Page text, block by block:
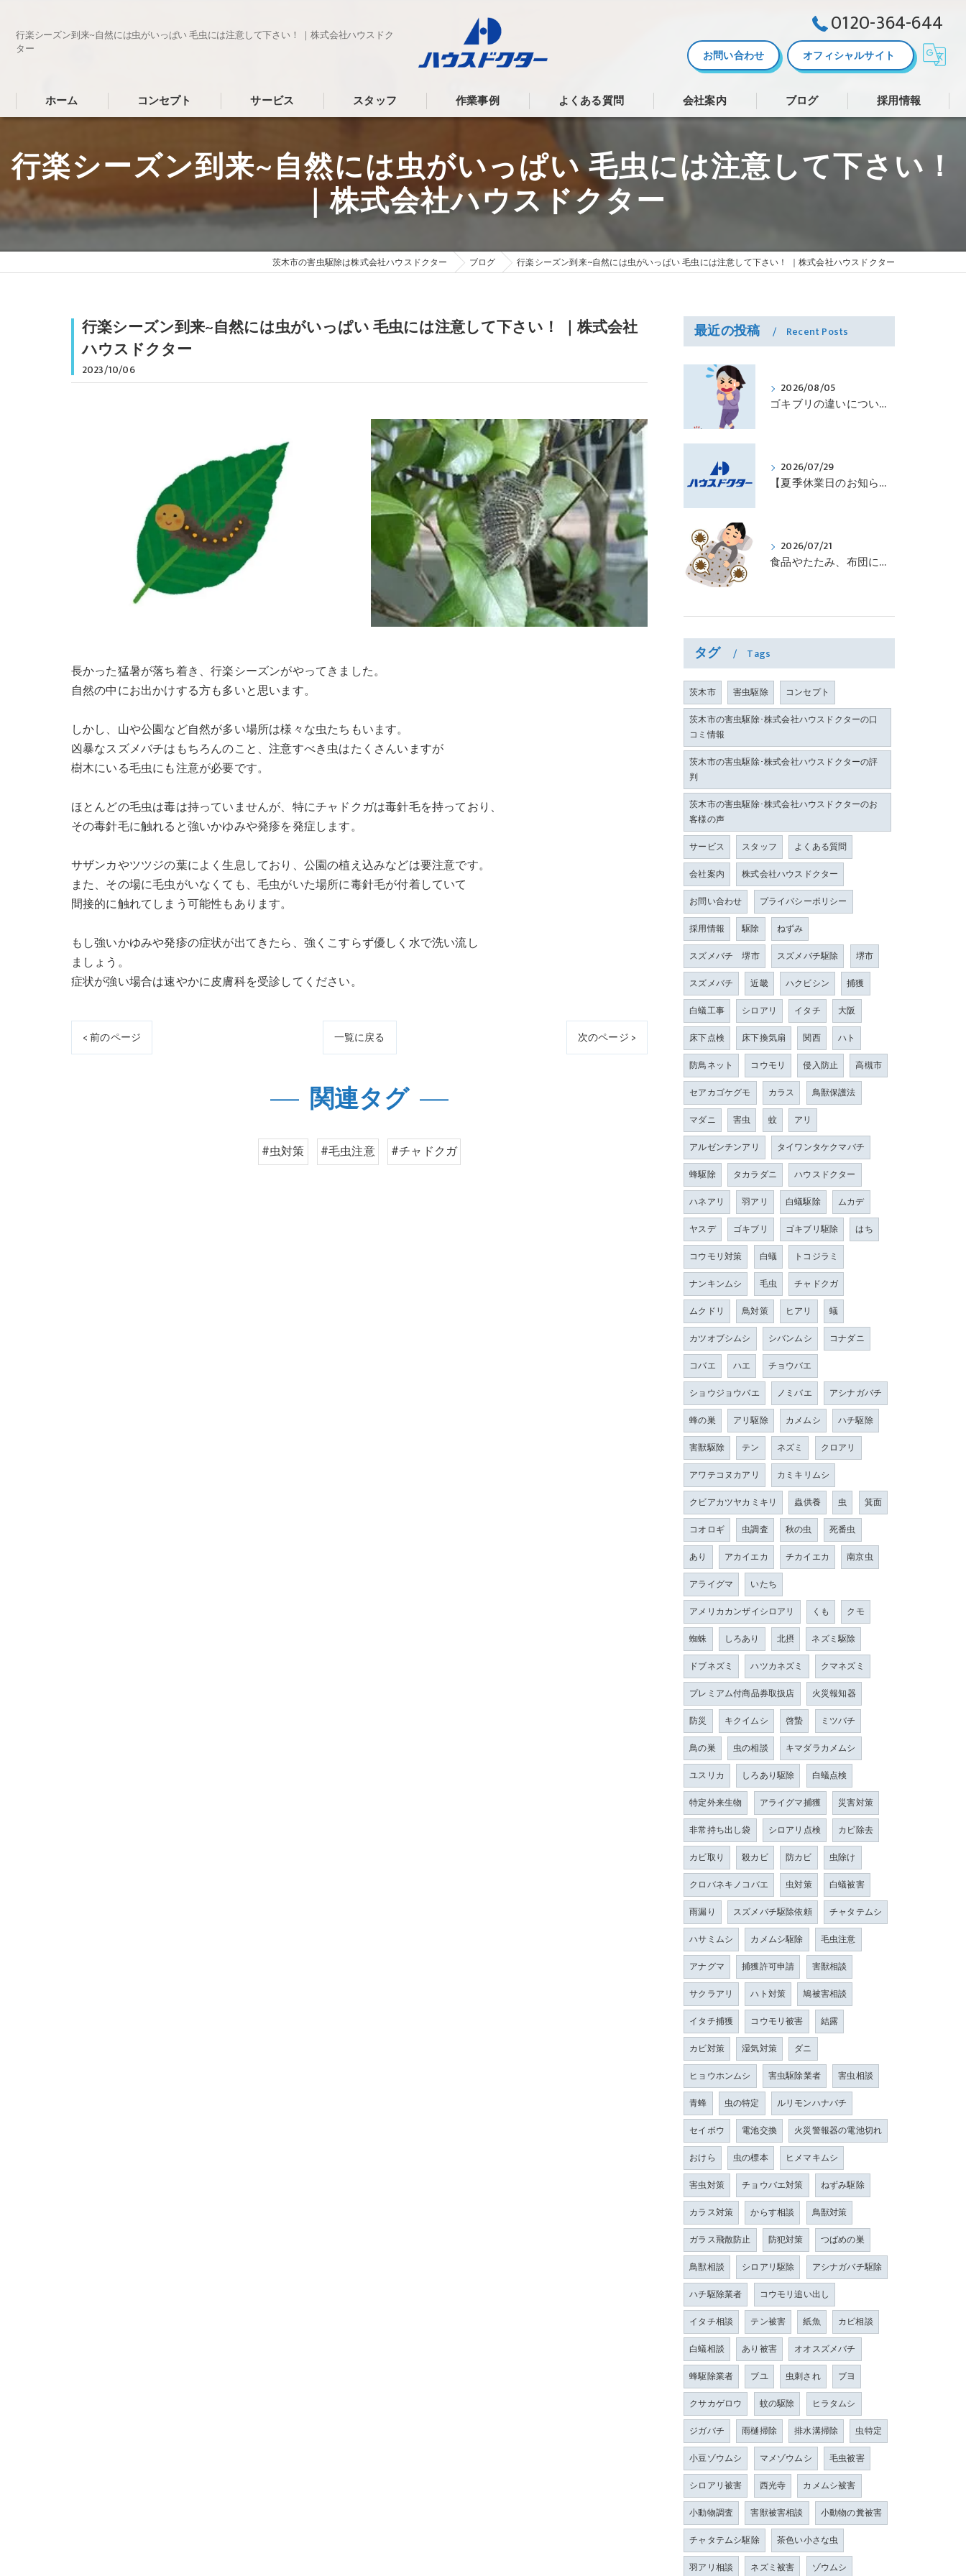
行楽シーズン到来~自然には虫がいっぱい 毛虫には注意して下さい！ ｜株式会社ハウスドク
ター
0120-364-644
お問い合わせ オフィシャルサイト
ホーム コンセプト サービス スタッフ 作業事例 よくある質問 会社案内
株式会社ハウスドクター
ブログ 採用情報
行楽シーズン到来~自然には虫がいっぱい 毛虫には注意して下さい！
｜株式会社ハウスドクター
茨木市の害虫駆除は株式会社ハウスドクター ブログ 行楽シーズン到来~自然には虫がいっぱい 毛虫には注意して下さい！ ｜株式会社ハウスドクター
行楽シーズン到来~自然には虫がいっぱい 毛虫には注意して下さい！ ｜株式会社
ハウスドクター
2023/10/06
長かった猛暑が落ち着き、行楽シーズンがやってきました。
自然の中にお出かけする方も多いと思います。
しかし、山や公園など自然が多い場所は様々な虫たちもいます。
凶暴なスズメバチはもちろんのこと、注意すべき虫はたくさんいますが
樹木にいる毛虫にも注意が必要です。
ほとんどの毛虫は毒は持っていませんが、特にチャドクガは毒針毛を持っており、
その毒針毛に触れると強いかゆみや発疹を発症します。
サザンカやツツジの葉によく生息しており、公園の植え込みなどは要注意です。
また、その場に毛虫がいなくても、毛虫がいた場所に毒針毛が付着していて
間接的に触れてしまう可能性もあります。
もし強いかゆみや発疹の症状が出てきたら、強くこすらず優しく水で洗い流し
ましょう。
症状が強い場合は速やかに皮膚科を受診してください。
< 前のページ 一覧に戻る 次のページ >
関連タグ
#虫対策 #毛虫注意 #チャドクガ
最近の投稿 Recent Posts
2026/08/05
ゴキブリの違いについて ｜株式会社ハウスドクター
2026/07/29
【夏季休業日のお知らせ】
2026/07/21
食品やたたみ、布団にダニが発生しやすい時期です ｜株式会社ハウスドクター
タグ Tags
茨木市 害虫駆除
コンセプト
茨木市の害虫駆除･株式会社ハウスドクターの口
コミ情報
茨木市の害虫駆除･株式会社ハウスドクターの評
判
茨木市の害虫駆除･株式会社ハウスドクターのお
客様の声
サービス
スタッフ
よくある質問
会社案内
株式会社ハウスドクター
お問い合わせ
プライバシーポリシー
採用情報
駆除
ねずみ
スズメバチ 堺市
スズメバチ駆除
堺市
スズメバチ
近畿 ハクビシン
捕獲
白蟻工事
シロアリ イタチ
大阪
床下点検
床下換気扇 関西
ハト
防鳥ネット
コウモリ 侵入防止
高槻市
セアカゴケグモ
カラス
鳥獣保護法
マダニ
害虫 蚊
アリ
アルゼンチンアリ
タイワンタケクマバチ
蜂駆除
タカラダニ
ハウスドクター
ハネアリ
羽アリ 白蟻駆除
ムカデ
ヤスデ
ゴキブリ ゴキブリ駆除
はち
コウモリ対策
白蟻
トコジラミ
ナンキンムシ
毛虫
チャドクガ
ムクドリ
鳥対策 ヒアリ
蟻
カツオブシムシ
シバンムシ
コナダニ
コバエ
ハエ
チョウバエ
ショウジョウバエ
ノミバエ
アシナガバチ
蜂の巣
アリ駆除 カメムシ
ハチ駆除
害獣駆除
テン ネズミ
クロアリ
アワテコヌカアリ
カミキリムシ
クビアカツヤカミキリ
蟲供養 虫
箕面
コオロギ
虫調査 秋の虫
死番虫
あり
アカイエカ チカイエカ
南京虫
アライグマ
いたち
アメリカカンザイシロアリ
くも
クモ
蜘蛛
しろあり 北摂
ネズミ駆除
ドブネズミ
ハツカネズミ
クマネズミ
プレミアム付商品券取扱店
火災報知器
防災
キクイムシ 啓蟄
ミツバチ
鳥の巣
虫の相談
キマダラカメムシ
ユスリカ
しろあり駆除
白蟻点検
特定外来生物
アライグマ捕獲
災害対策
非常持ち出し袋
シロアリ点検
カビ除去
カビ取り
殺カビ 防カビ
虫除け
クロバネキノコバエ
虫対策
白蟻被害
雨漏り
スズメバチ駆除依頼
チャタテムシ
ハサミムシ
カメムシ駆除
毛虫注意
アナグマ
捕獲許可申請
害獣相談
サクラアリ
ハト対策
鳩被害相談
イタチ捕獲
コウモリ被害
結露
カビ対策
湿気対策
ダニ
ヒョウホンムシ
害虫駆除業者
害虫相談
青蜂
虫の特定
ルリモンハナバチ
セイボウ
電池交換
火災警報器の電池切れ
おけら
虫の標本
ヒメマキムシ
害虫対策
チョウバエ対策
ねずみ駆除
カラス対策
からす相談
鳥獣対策
ガラス飛散防止
防犯対策
つばめの巣
鳥獣相談
シロアリ駆除
アシナガバチ駆除
ハチ駆除業者
コウモリ追い出し
イタチ相談
テン被害 紙魚
カビ相談
白蟻相談
あり被害
オオスズメバチ
蜂駆除業者
ブユ 虫刺され
ブヨ
クサカゲロウ
蚊の駆除
ヒラタムシ
ジガバチ
雨樋掃除 排水溝掃除
虫特定
小豆ゾウムシ
マメゾウムシ
毛虫被害
シロアリ被害
西光寺
カメムシ被害
小動物調査
害獣被害相談
小動物の糞被害
チャタテムシ駆除
茶色い小さな虫
羽アリ相談
ネズミ被害 ゾウムシ